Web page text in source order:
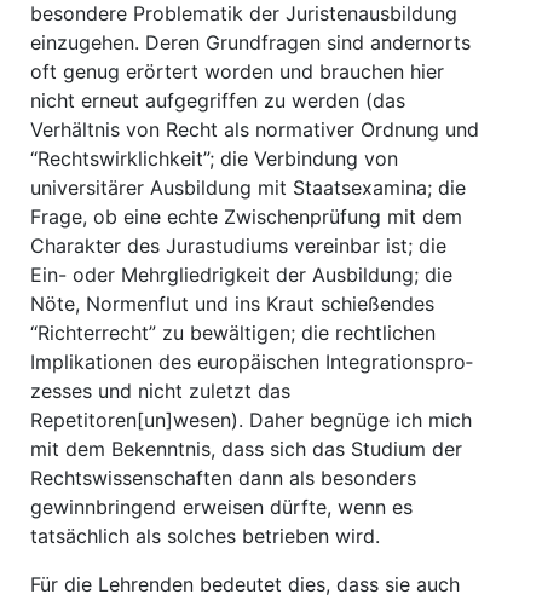
besondere Problematik der Juristenausbildung
einzugehen. Deren Grundfragen sind andernorts
oft genug erörtert worden und brauchen hier
nicht erneut aufgegriffen zu werden (das
Verhältnis von Recht als normativer Ordnung und
“Rechtswirklichkeit”; die Verbindung von
universitärer Ausbildung mit Staatsexamina; die
Frage, ob eine echte Zwischenprüfung mit dem
Charakter des Jurastudiums vereinbar ist; die
Ein- oder Mehrgliedrigkeit der Ausbildung; die
Nöte, Normenflut und ins Kraut schießendes
“Richterrecht” zu bewältigen; die rechtlichen
Implikationen des europäischen Integrationspro­
zesses und nicht zuletzt das
Repetitoren[un]wesen). Daher begnüge ich mich
mit dem Be­kenntnis, dass sich das Studium der
Rechtswissenschaften dann als besonders
gewinnbringend erweisen dürfte, wenn es
tatsächlich als solches betrieben wird.
Für die Lehrenden bedeutet dies, dass sie auch